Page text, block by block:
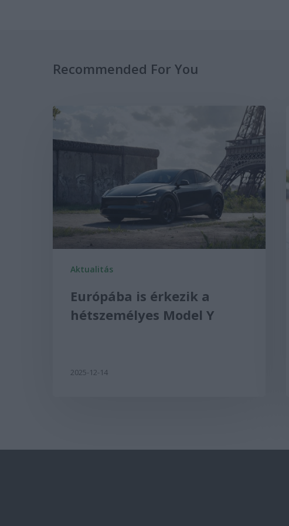
Recommended For You
Aktualitás
Európába is érkezik a
hétszemélyes Model Y
2025-12-14